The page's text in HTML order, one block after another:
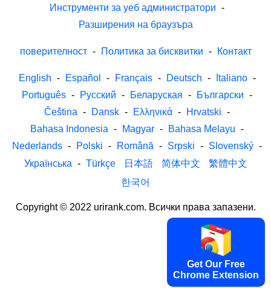
Инструменти за уеб администратори -
Разширения на браузъра
поверителност - Политика за бисквитки - Контакт
English - Español - Français - Deutsch - Italiano -
Português - Русский - Беларуская - Български -
Čeština - Dansk - Ελληνικά - Hrvatski -
Bahasa Indonesia - Magyar - Bahasa Melayu -
Nederlands - Polski - Română - Srpski - Slovenský -
Українська - Türkçe 日本語 简体中文
繁體中文
한국어
Copyright © 2022 urirank.com. Всички права запазени.
Get Our Free
Chrome Extension